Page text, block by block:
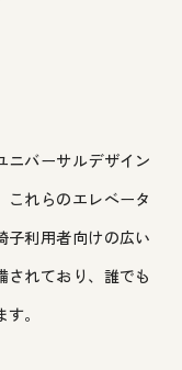
ニバーサルデザイン
これらのエレベータ
子利用者向けの広い
されており、誰でも
。